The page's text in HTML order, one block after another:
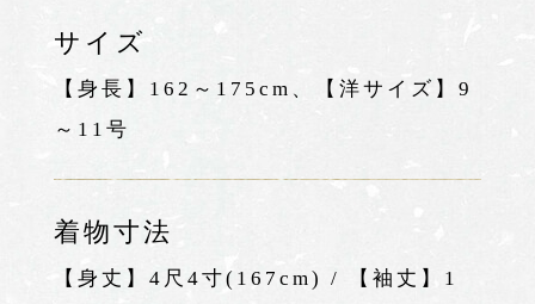
サイズ
【身長】162～175cm、【洋サイズ】9
～11号
着物寸法
【身丈】4尺4寸(167cm) / 【袖丈】1